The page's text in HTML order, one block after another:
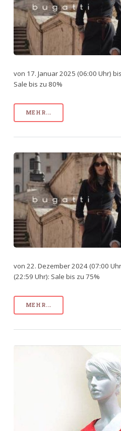
von 17. Januar 2025 (06:00 Uhr)
Sale bis zu 80%
MEHR...
von 22. Dezember 2024 (07:00
(22:59 Uhr): Sale bis zu 75%
MEHR...